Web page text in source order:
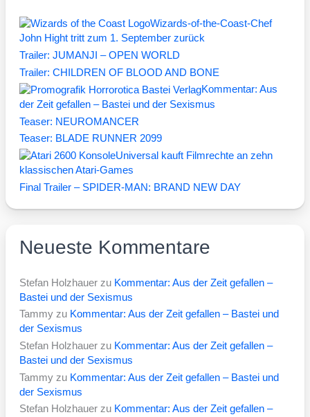
Wizards-of-the-Coast-Chef
John Hight tritt zum 1. September zurück
Trailer: JUMANJI – OPEN WORLD
Trailer: CHILDREN OF BLOOD AND BONE
Kommentar: Aus
der Zeit gefallen – Bastei und der Sexismus
Teaser: NEUROMANCER
Teaser: BLADE RUNNER 2099
Universal kauft Filmrechte an zehn
klassischen Atari-Games
Final Trailer – SPIDER-MAN: BRAND NEW DAY
Neueste Kommentare
Stefan Holzhauer zu Kommentar: Aus der Zeit gefallen –
Bastei und der Sexismus
Tammy zu Kommentar: Aus der Zeit gefallen – Bastei und
der Sexismus
Stefan Holzhauer zu Kommentar: Aus der Zeit gefallen –
Bastei und der Sexismus
Tammy zu Kommentar: Aus der Zeit gefallen – Bastei und
der Sexismus
Stefan Holzhauer zu Kommentar: Aus der Zeit gefallen –